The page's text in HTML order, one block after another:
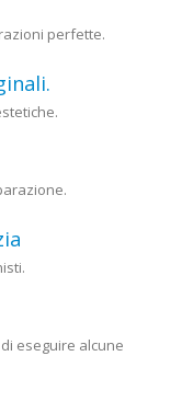
perfette.
eseguire alcune